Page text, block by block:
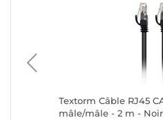
Textorm Câble RJ45
mâle/mâle - 2 m - Noir